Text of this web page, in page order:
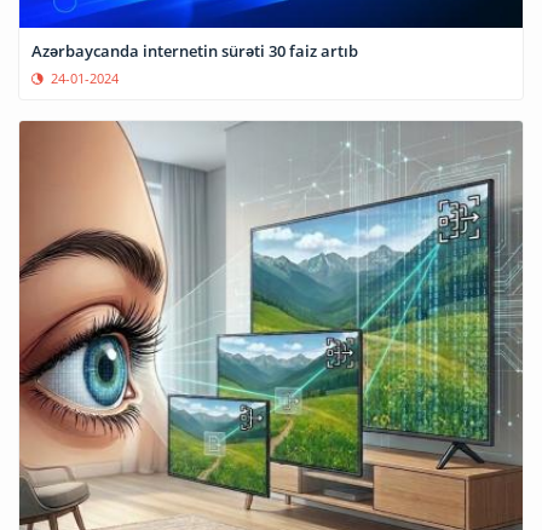
Azərbaycanda internetin sürəti 30 faiz artıb
24-01-2024